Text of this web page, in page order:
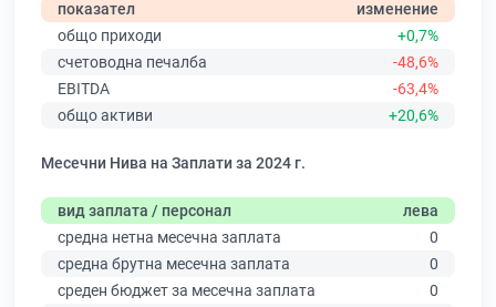
показател
изменение
общо приходи
+0,7%
счетоводна печалба
-48,6%
EBITDA
-63,4%
общо активи
+20,6%
Месечни Нива на Заплати за 2024 г.
вид заплата / персонал
лева
средна нетна месечна заплата
0
средна брутна месечна заплата
0
среден бюджет за месечна заплата
0